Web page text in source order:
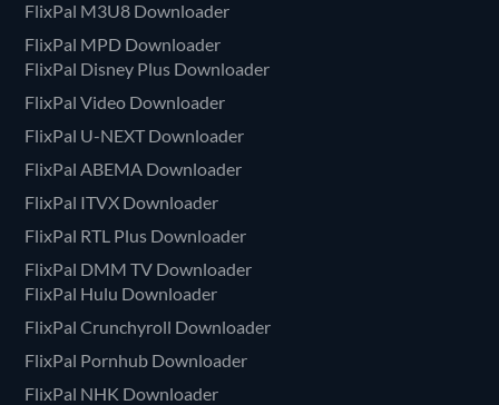
FlixPal M3U8 Downloader
FlixPal MPD Downloader
FlixPal Disney Plus Downloader
FlixPal Video Downloader
FlixPal U-NEXT Downloader
FlixPal ABEMA Downloader
FlixPal ITVX Downloader
FlixPal RTL Plus Downloader
FlixPal DMM TV Downloader
FlixPal Hulu Downloader
FlixPal Crunchyroll Downloader
FlixPal Pornhub Downloader
FlixPal NHK Downloader